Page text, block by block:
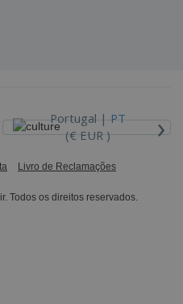
Portugal |PT
(€ EUR )
›
Livro de Reclamações
Todos os direitos reservados.